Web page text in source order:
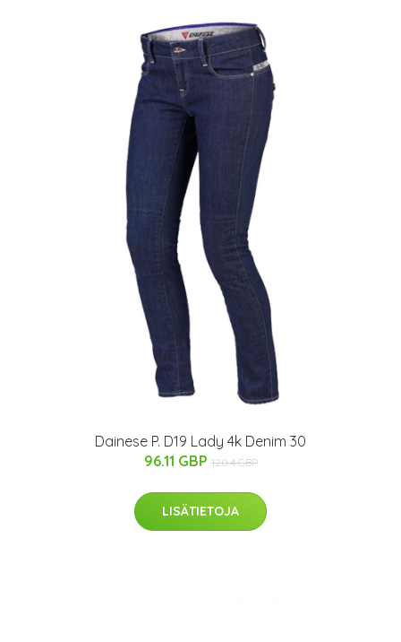
Dainese P. D19 Lady 4k Denim 30
96.11 GBP 120.4 GBP
LISÄTIETOJA